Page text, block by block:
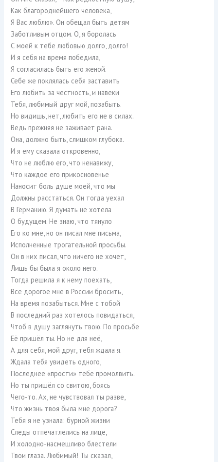
Как благороднейшего человека,
Я Вас люблю». Он обещал быть детям
Заботливым отцом. О, я боролась
С моей к тебе любовью долго, долго!
И я себя на время победила,
Я согласилась быть его женой.
Себе же поклялась себя заставить
Его любить за честность, и навеки
Тебя, любимый друг мой, позабыть.
Но видишь, нет, любить его не в силах.
Ведь прежняя не заживает рана.
Она, должно быть, слишком глубока.
И я ему сказала откровенно,
Что не люблю его, что ненавижу,
Что каждое его прикосновенье
Наносит боль душе моей, что мы
Должны расстаться. Он тогда уехал
В Германию. Я думать не хотела
О будущем. Не знаю, что тянуло
Его ко мне, но он писал мне письма,
Исполненные трогательной просьбы.
Он в них писал, что ничего не хочет,
Лишь бы была я около него.
Тогда решила я к нему поехать,
Все дорогое мне в России бросить,
На время позабыться. Мне с тобой
В последний раз хотелось повидаться,
Чтоб в душу заглянуть твою. По просьбе
Её пришёл ты. Но не для неё,
А для себя, мой друг, тебя ждала я.
Ждала тебя увидеть одного,
Последнее «прости» тебе промолвить.
Но ты пришёл со свитою, боясь
Чего-то. Ах, не чувствовал ты разве,
Что жизнь твоя была мне дорога?
Тебя я не узнала: бурной жизни
Следы отпечатлелись на лице,
И холодно-насмешливо блестели
Твои глаза. Любимый! Ты сказал,